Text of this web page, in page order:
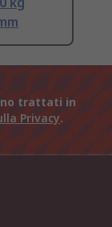
trattati in
Privacy.